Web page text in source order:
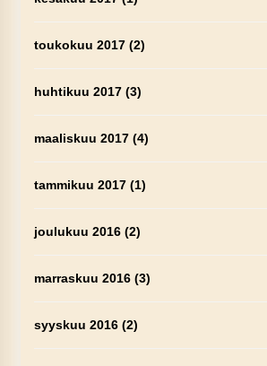
toukokuu 2017(2)
huhtikuu 2017(3)
maaliskuu 2017(4)
tammikuu 2017(1)
joulukuu 2016(2)
marraskuu 2016(3)
syyskuu 2016(2)